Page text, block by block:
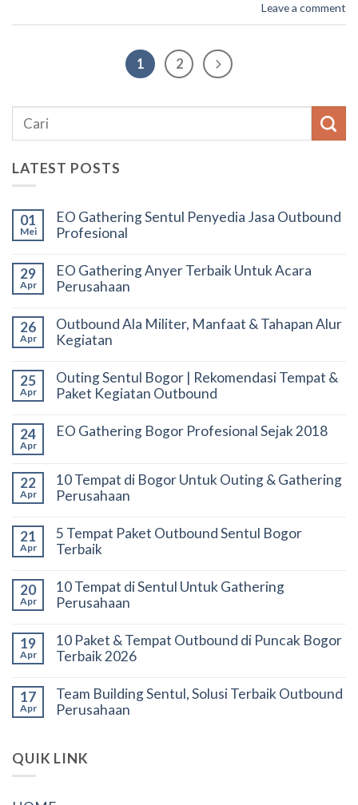
Leave a comment
1 2
LATEST POSTS
01
Mei
EO Gathering Sentul Penyedia Jasa Outbound
Profesional
29
Apr
EO Gathering Anyer Terbaik Untuk Acara
Perusahaan
26
Apr
Outbound Ala Militer, Manfaat & Tahapan Alur
Kegiatan
25
Apr
Outing Sentul Bogor | Rekomendasi Tempat &
Paket Kegiatan Outbound
24
Apr
EO Gathering Bogor Profesional Sejak 2018
22
Apr
10 Tempat di Bogor Untuk Outing & Gathering
Perusahaan
21
Apr
5 Tempat Paket Outbound Sentul Bogor
Terbaik
20
Apr
10 Tempat di Sentul Untuk Gathering
Perusahaan
19
Apr
10 Paket & Tempat Outbound di Puncak Bogor
Terbaik 2026
17
Apr
Team Building Sentul, Solusi Terbaik Outbound
Perusahaan
QUIK LINK